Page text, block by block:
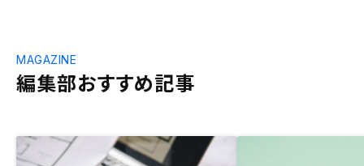
編集部おすすめ記事
MAGAZINE